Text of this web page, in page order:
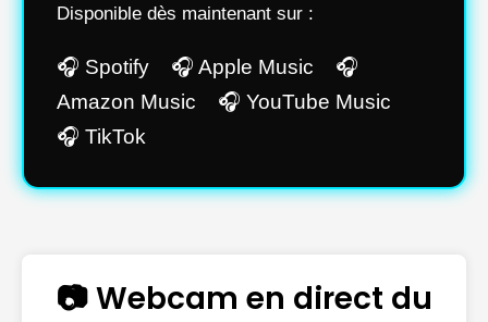
Disponible dès maintenant sur :
🎧 Spotify 🎧 Apple Music 🎧
Amazon Music 🎧 YouTube Music
🎧 TikTok
📷 Webcam en direct du